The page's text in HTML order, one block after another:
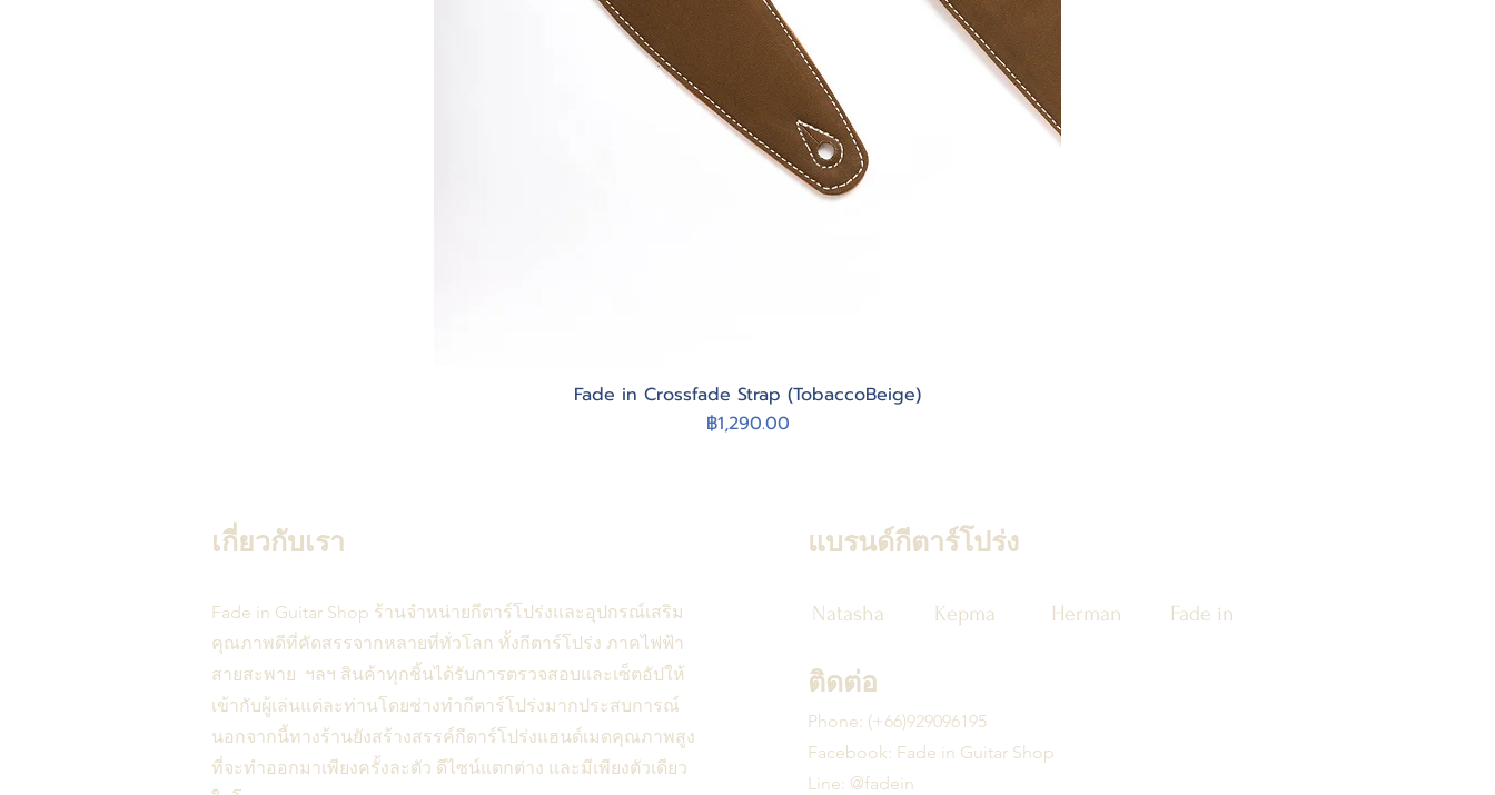
Quick View
Fade in Crossfade Strap (TobaccoBeige)
Price
฿1,290.00
เกี่ยวกับเรา
Fade in Guitar Shop ร้านจำหน่ายกีตาร์โปร่งและอุปกรณ์เสริม
คุณภาพดีที่คัดสรรจากหลายที่ทั่วโลก ทั้งกีตาร์โปร่ง ภาคไฟฟ้า
สายสะพาย ฯลฯ สินค้าทุกชิ้นได้รับการตรวจสอบและเซ็ตอัปให้
เข้ากับผู้เล่นแต่ละท่านโดยช่างทำกีตาร์โปร่งมากประสบการณ์
นอกจากนี้ทางร้านยังสร้างสรรค์กีตาร์โปร่งแฮนด์เมดคุณภาพสูง
ที่จะทำออกมาเพียงครั้งละตัว ดีไซน์แตกต่าง และมีเพียงตัวเดียว
แบรนด์กีตาร์โปร่ง
Natasha Kepma Herman Fade in
ติดต่อ
Phone: (+66)929096195
Facebook: Fade in Guitar Shop
Line: @fadein